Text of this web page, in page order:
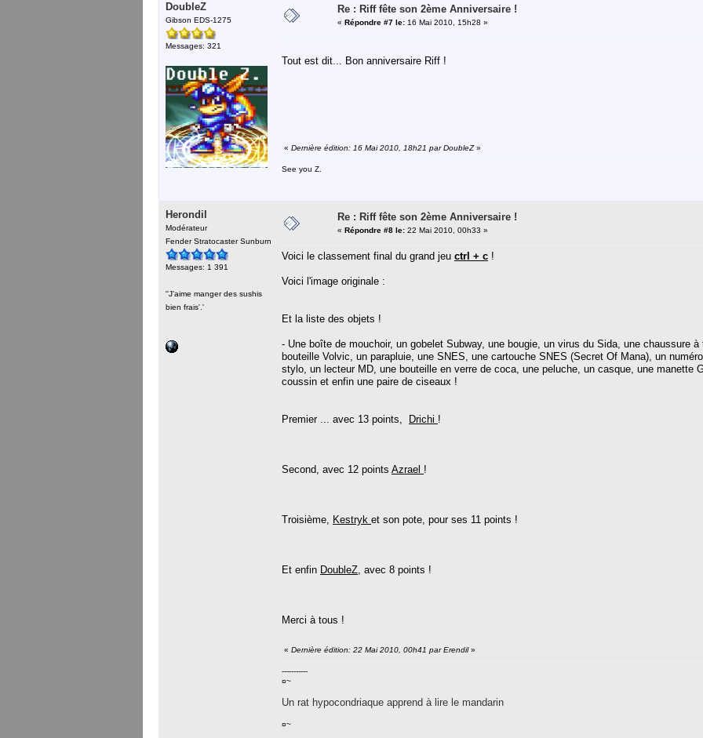
DoubleZ
Gibson EDS-1275
Messages: 321
Re : Riff fête son 2ème Anniversaire !
« Répondre #7 le: 16 Mai 2010, 15h28 »
Tout est dit... Bon anniversaire Riff !
« Dernière édition: 16 Mai 2010, 18h21 par DoubleZ»
See you Z.
Herondil
Modérateur
Fender Stratocaster Sunburn
Messages: 1 391
''J'aime manger des sushis
bien frais'.'
Re : Riff fête son 2ème Anniversaire !
« Répondre #8 le: 22 Mai 2010, 00h33 »
Voici le classement final du grand jeu ctrl + c !
Voici l'image originale :
Et la liste des objets !
- Une boîte de mouchoir, un gobelet Subway, une bougie, un virus du Sida, une chaussure
bouteille Volvic, un parapluie, une SNES, une cartouche SNES (Secret Of Mana), un
stylo, un lecteur MD, une bouteille en verre de coca, une peluche, un casque, une manette
coussin et enfin une paire de ciseaux !
Premier ... avec 13 points, Drichi !
Second, avec 12 points Azrael !
Troisième, Kestryk et son pote, pour ses 11 points !
Et enfin DoubleZ, avec 8 points !
Merci à tous !
« Dernière édition: 22 Mai 2010, 00h41 par Erendil»
-----------
¤~
Un rat hypocondriaque apprend à lire le mandarin
¤~